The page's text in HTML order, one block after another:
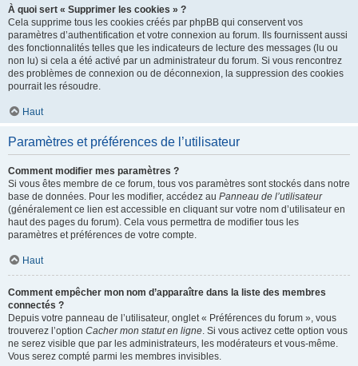
À quoi sert « Supprimer les cookies » ?
Cela supprime tous les cookies créés par phpBB qui conservent vos
paramètres d’authentification et votre connexion au forum. Ils fournissent aussi
des fonctionnalités telles que les indicateurs de lecture des messages (lu ou
non lu) si cela a été activé par un administrateur du forum. Si vous rencontrez
des problèmes de connexion ou de déconnexion, la suppression des cookies
pourrait les résoudre.
Haut
Paramètres et préférences de l’utilisateur
Comment modifier mes paramètres ?
Si vous êtes membre de ce forum, tous vos paramètres sont stockés dans notre
base de données. Pour les modifier, accédez au Panneau de l’utilisateur
(généralement ce lien est accessible en cliquant sur votre nom d’utilisateur en
haut des pages du forum). Cela vous permettra de modifier tous les
paramètres et préférences de votre compte.
Haut
Comment empêcher mon nom d’apparaître dans la liste des membres
connectés ?
Depuis votre panneau de l’utilisateur, onglet « Préférences du forum », vous
trouverez l’option Cacher mon statut en ligne. Si vous activez cette option vous
ne serez visible que par les administrateurs, les modérateurs et vous-même.
Vous serez compté parmi les membres invisibles.